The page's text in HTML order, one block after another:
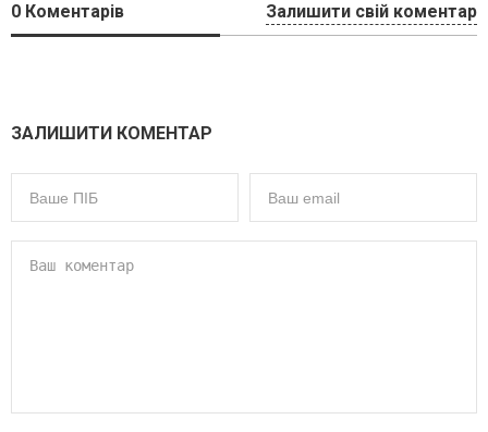
0 Коментарів Залишити свій коментар
ЗАЛИШИТИ КОМЕНТАР